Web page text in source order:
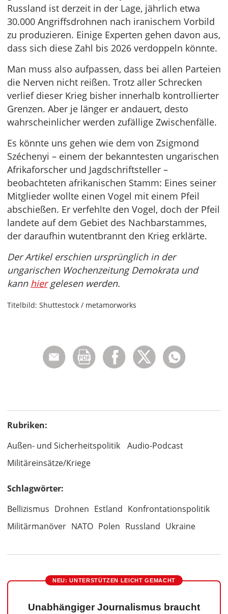
Russland ist derzeit in der Lage, jährlich etwa
30.000 Angriffsdrohnen nach iranischem Vorbild
zu produzieren. Einige Experten gehen davon aus,
dass sich diese Zahl bis 2026 verdoppeln könnte.
Man muss also aufpassen, dass bei allen Parteien
die Nerven nicht reißen. Trotz aller Schrecken
verlief dieser Krieg bisher innerhalb kontrollierter
Grenzen. Aber je länger er andauert, desto
wahrscheinlicher werden zufällige Zwischenfälle.
Es könnte uns gehen wie dem von Zsigmond
Széchenyi – einem der bekanntesten ungarischen
Afrikaforscher und Jagdschriftsteller –
beobachteten afrikanischen Stamm: Eines seiner
Mitglieder wollte einen Vogel mit einem Pfeil
abschießen. Er verfehlte den Vogel, doch der Pfeil
landete auf dem Gebiet des Nachbarstammes,
der daraufhin wutentbrannt den Krieg erklärte.
Der Artikel erschien ursprünglich in der
ungarischen Wochenzeitung Demokrata und
kann hiergelesen werden.
Titelbild: Shuttestock / metamorworks
Rubriken:
Außen- und Sicherheitspolitik
Audio-Podcast
Militäreinsätze/Kriege
Schlagwörter:
Bellizismus Drohnen Estland Konfrontationspolitik
Militärmanöver NATO Polen Russland Ukraine
NEU: UNTERSTÜTZEN LEICHT GEMACHT
Unabhängiger Journalismus braucht